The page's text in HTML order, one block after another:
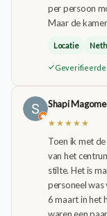
per persoon
Maar de
Locatie
Geverifieerde
Shapi
★★★★★
Toen ik met
van het
stilte. Het is
personeel
6 maart in het
waren een